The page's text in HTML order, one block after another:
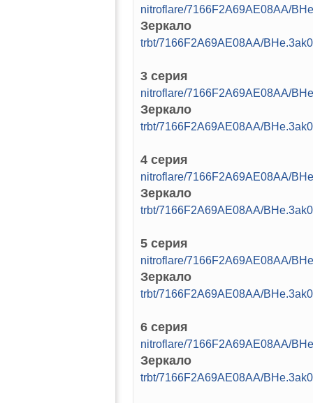
nitroflare/7166F2A69AE08AA/
Зеркало
trbt/7166F2A69AE08AA/
3 серия
nitroflare/7166F2A69AE08AA/
Зеркало
trbt/7166F2A69AE08AA/
4 серия
nitroflare/7166F2A69AE08AA/
Зеркало
trbt/7166F2A69AE08AA/
5 серия
nitroflare/7166F2A69AE08AA/
Зеркало
trbt/7166F2A69AE08AA/
6 серия
nitroflare/7166F2A69AE08AA/
Зеркало
trbt/7166F2A69AE08AA/